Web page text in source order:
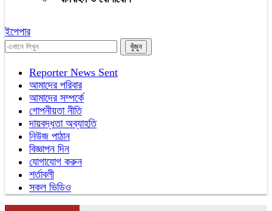
ইপেপার
Reporter News Sent
আমাদের পরিবার
আমাদের সম্পর্কে
গোপনীয়তা নীতি
দায়বদ্ধতা অব্যাহতি
নিউজ পাঠান
বিজ্ঞাপন দিন
যোগাযোগ করুন
শর্তাবলী
সকল ভিডিও